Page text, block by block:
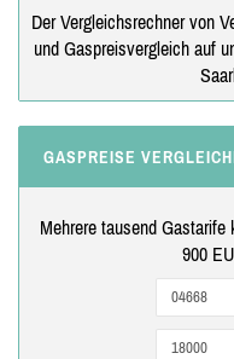
Der Vergleichsrechner von
und Gaspreisvergleich auf
GASPREISE
Mehrere tausend
900